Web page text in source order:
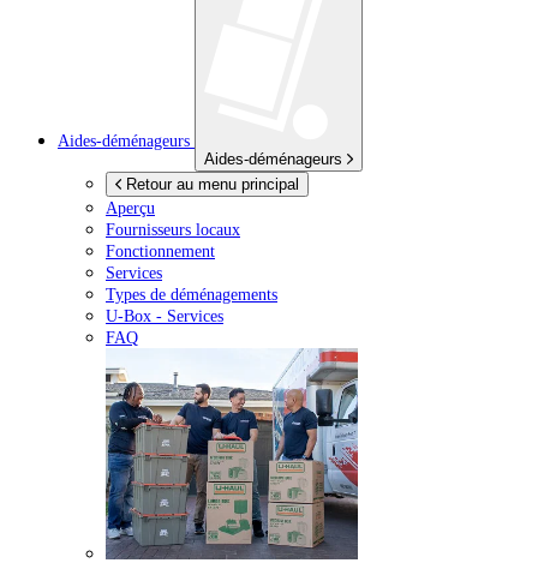
Aides-déménageurs
Aides-déménageurs
Retour au menu principal
Aperçu
Fournisseurs locaux
Fonctionnement
Services
Types de déménagements
U-Box - Services
FAQ